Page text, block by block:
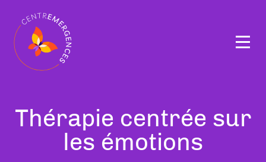
Tous
Thérapie centrée sur
les émotions
Navigation
principale